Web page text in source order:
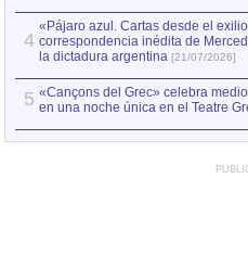
4
«Pájaro azul. Cartas desde el
correspondencia inédita de
la dictadura argentina [21/07/2026]
5 «Cançons del Grec» celebra
en una noche única en el Teatre